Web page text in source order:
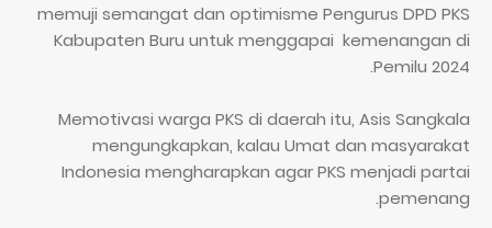
memuji semangat dan optimisme Pengurus DPD PKS
Kabupaten Buru untuk menggapai kemenangan di
Pemilu 2024.
Memotivasi warga PKS di daerah itu, Asis Sangkala
mengungkapkan, kalau Umat dan masyarakat
Indonesia mengharapkan agar PKS menjadi partai
pemenang.